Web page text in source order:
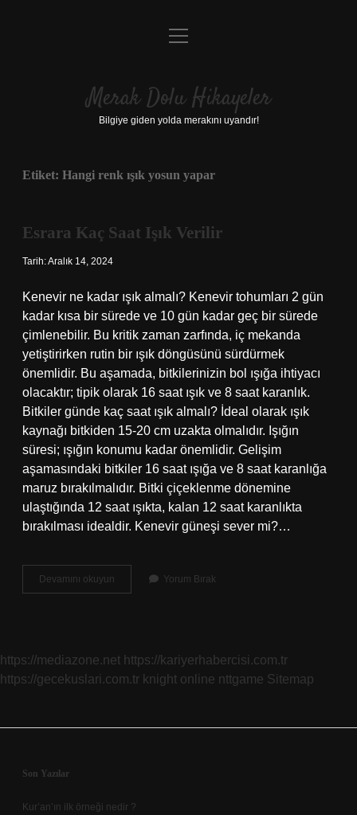
Anasayfa
Yasal Uyarı
menüyü
Merak Dolu Hikayeler
Bilgiye giden yolda merakını uyandır!
Etiket: Hangi renk ışık yosun yapar
Esrara Kaç Saat Işık Verilir
Tarih: Aralık 14, 2024
Kenevir ne kadar ışık almalı? Kenevir tohumları 2 gün
kadar kısa bir sürede ve 10 gün kadar geç bir sürede
çimlenebilir. Bu kritik zaman zarfında, iç mekanda
yetiştirirken rutin bir ışık döngüsünü sürdürmek
önemlidir. Bu aşamada, bitkilerinizin bol ışığa ihtiyacı
olacaktır; tipik olarak 16 saat ışık ve 8 saat karanlık.
Bitkiler günde kaç saat ışık almalı? İdeal olarak ışık
kaynağı bitkiden 15-20 cm uzakta olmalıdır. Işığın
süresi; ışığın konumu kadar önemlidir. Gelişim
aşamasındaki bitkiler 16 saat ışığa ve 8 saat karanlığa
maruz bırakılmalıdır. Bitki çiçeklenme dönemine
ulaştığında 12 saat ışıkta, kalan 12 saat karanlıkta
bırakılması idealdir. Kenevir güneşi sever mi?…
Devamını okuyun
Kaç
Yorum Bırak
https://mediazone.net https://kariyerhabercisi.com.tr
https://gecekuslari.com.tr knight online nttgame Sitemap
Sidebar
Son Yazılar
Kur’an’ın ilk örneği nedir ?